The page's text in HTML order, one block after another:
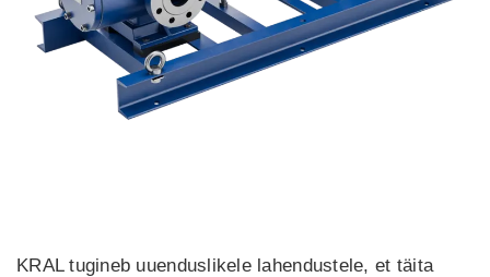
KRAL tugineb uuenduslikele lahendustele, et täita